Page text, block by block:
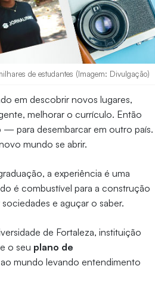
de estudantes (Imagem: Divulgação)
em descobrir novos lugares,
melhorar o currículo. Então
para desembarcar em outro país.
mundo se abrir.
a experiência é uma
é combustível para a construção
e aguçar o saber.
de Fortaleza, instituição
o seu plano de
mundo levando entendimento